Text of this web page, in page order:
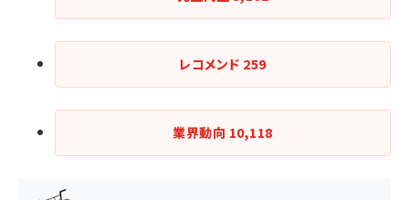
レコメンド 259
業界動向 10,118